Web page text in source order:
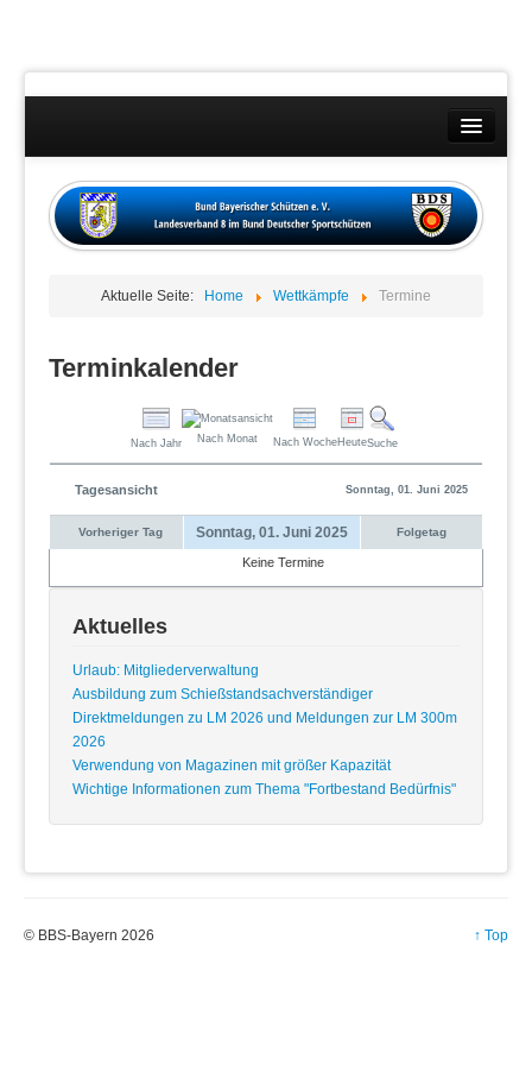
Wettkämpfe
Datenschutzübersicht
Aktuelle Seite: Home Wettkämpfe Termine
Terminkalender
Nach Jahr Nach Monat Nach WocheHeuteSuche
Tagesansicht Sonntag, 01. Juni 2025
Vorheriger Tag Sonntag, 01. Juni 2025 Folgetag
Keine Termine
Aktuelles
Urlaub: Mitgliederverwaltung
Ausbildung zum Schießstandsachverständiger
Direktmeldungen zu LM 2026 und Meldungen zur LM 300m
2026
Verwendung von Magazinen mit größer Kapazität
Wichtige Informationen zum Thema "Fortbestand Bedürfnis"
↑ Top
© BBS-Bayern 2026